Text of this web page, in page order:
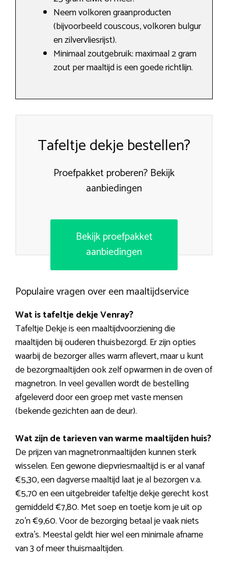
Neem volkoren graanproducten
(bijvoorbeeld couscous, volkoren bulgur
en zilvervliesrijst).
Minimaal zoutgebruik: maximaal 2 gram
zout per maaltijd is een goede richtlijn.
Tafeltje dekje bestellen?
Proefpakket proberen? Bekijk
aanbiedingen
Bekijk proefpakket
aanbiedingen
Populaire vragen over een maaltijdservice
Wat is tafeltje dekje Venray?
Tafeltje Dekje is een maaltijdvoorziening die
maaltijden bij ouderen thuisbezorgd. Er zijn opties
waarbij de bezorger alles warm aflevert, maar u kunt
de bezorgmaaltijden ook zelf opwarmen in de oven of
magnetron. In veel gevallen wordt de bestelling
afgeleverd door een groep met vaste mensen
(bekende gezichten aan de deur).
Wat zijn de tarieven van warme maaltijden huis?
De prijzen van magnetronmaaltijden kunnen sterk
wisselen. Een gewone diepvriesmaaltijd is er al vanaf
€5,30, een dagverse maaltijd laat je al bezorgen v.a.
€5,70 en een uitgebreider tafeltje dekje gerecht kost
gemiddeld €7,80. Met soep en toetje kom je uit op
zo’n €9,60. Voor de bezorging betaal je vaak niets
extra’s. Meestal geldt hier wel een minimale afname
van 3 of meer thuismaaltijden.